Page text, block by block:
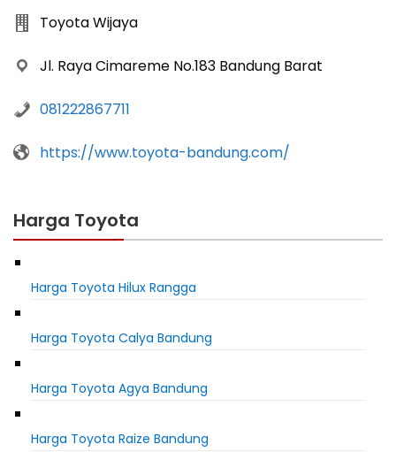
Toyota Wijaya
Jl. Raya Cimareme No.183 Bandung Barat
081222867711
https://www.toyota-bandung.com/
Harga Toyota
Harga Toyota Hilux Rangga
Harga Toyota Calya Bandung
Harga Toyota Agya Bandung
Harga Toyota Raize Bandung